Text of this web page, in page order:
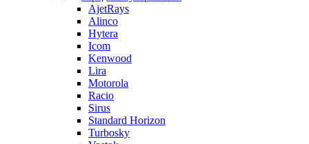
AjetRays
Alinco
Hytera
Icom
Kenwood
Lira
Motorola
Racio
Sirus
Standard Horizon
Turbosky